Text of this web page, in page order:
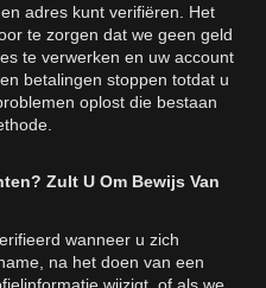
adres kunt verifiëren. Het
te zorgen dat we geen geld
te verwerken en uw account
betalingen stoppen totdat u
oplost die bestaan
Zult U Om Bewijs Van
wanneer u zich
na het doen van een